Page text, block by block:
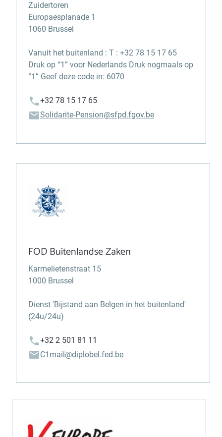
Zuidertoren
Europaesplanade 1
1060 Brussel
Vanuit het buitenland : T : +32 78 15 17 65
Druk op “1” voor Nederlands Druk nogmaals op
“1” Geef deze code in: 6070
+32 78 15 17 65
Solidarite-Pension@sfpd.fgov.be
FOD Buitenlandse Zaken
Karmelietenstraat 15
1000 Brussel
Dienst 'Bijstand aan Belgen in het buitenland'
(24u/24u)
+32 2 501 81 11
C1mail@diplobel.fed.be